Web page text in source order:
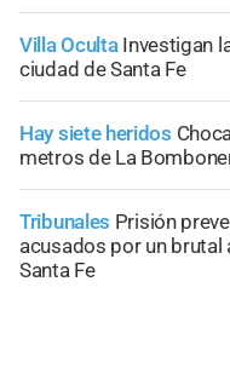
Villa Oculta Investigan
ciudad de Santa Fe
Hay siete heridos
metros de La
Tribunales Prisión
acusados por un
Santa Fe